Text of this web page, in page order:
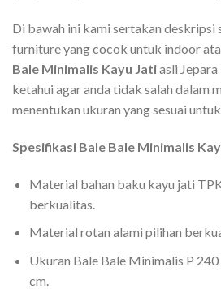
Di bawah ini kami sertakan deskripsi
furniture yang cocok untuk indoor
Bale Minimalis Kayu Jatiasli
ketahui agar anda tidak salah dalam
menentukan ukuran yang sesuai
Spesifikasi Bale Bale Minimalis
Material bahan baku kayu jati
berkualitas.
Material rotan alami pilihan
Ukuran Bale Bale Minimalis P
cm.